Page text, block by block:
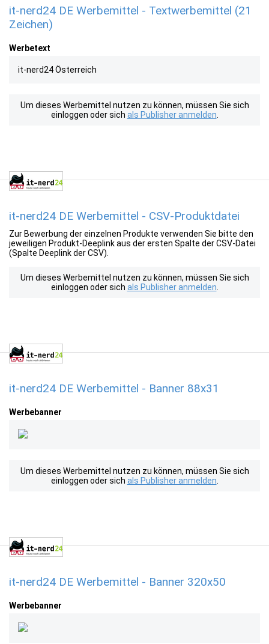
it-nerd24 DE Werbemittel - Textwerbemittel (21
Zeichen)
Werbetext
it-nerd24 Österreich
Um dieses Werbemittel nutzen zu können, müssen Sie sich
einloggen oder sich als Publisher anmelden
it-nerd24 DE Werbemittel - CSV-Produktdatei
Zur Bewerbung der einzelnen Produkte verwenden Sie bitte den
jeweiligen Produkt-Deeplink aus der ersten Spalte der CSV-Datei
(Spalte Deeplink der CSV).
Um dieses Werbemittel nutzen zu können, müssen Sie sich
einloggen oder sich als Publisher anmelden
it-nerd24 DE Werbemittel - Banner 88x31
Werbebanner
Um dieses Werbemittel nutzen zu können, müssen Sie sich
einloggen oder sich als Publisher anmelden
it-nerd24 DE Werbemittel - Banner 320x50
Werbebanner